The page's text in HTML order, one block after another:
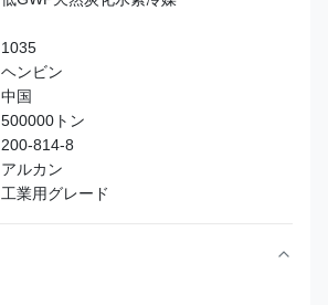
1035
ヘンビン
中国
500000トン
200-814-8
アルカン
工業用グレード